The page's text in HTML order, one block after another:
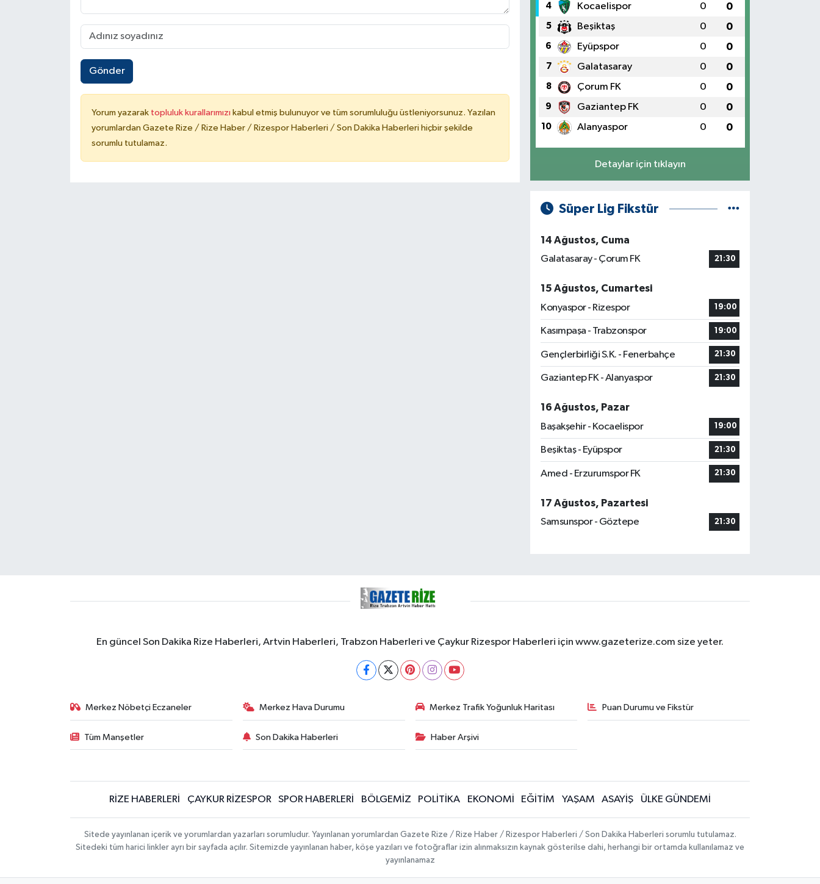
Gönder
Yorum yazarak topluluk kurallarımızı kabul etmiş bulunuyor ve tüm sorumluluğu üstleniyorsunuz. Yazılan
yorumlardan Gazete Rize / Rize Haber / Rizespor Haberleri / Son Dakika Haberleri hiçbir şekilde
sorumlu tutulamaz.
4 Kocaelispor 0 0
5 Beşiktaş 0 0
6 Eyüpspor 0 0
7 Galatasaray 0 0
8 Çorum FK 0 0
9 Gaziantep FK 0 0
10 Alanyaspor 0 0
Detaylar için tıklayın
Süper Lig Fikstür
14 Ağustos, Cuma
Galatasaray - Çorum FK
21:30
15 Ağustos, Cumartesi
Konyaspor - Rizespor
19:00
Kasımpaşa - Trabzonspor 19:00
Gençlerbirliği S.K. - Fenerbahçe 21:30
Gaziantep FK - Alanyaspor 21:30
16 Ağustos, Pazar
Başakşehir - Kocaelispor
19:00
Beşiktaş - Eyüpspor 21:30
Amed - Erzurumspor FK 21:30
17 Ağustos, Pazartesi
Samsunspor - Göztepe
21:30
En güncel Son Dakika Rize Haberleri, Artvin Haberleri, Trabzon Haberleri ve Çaykur Rizespor Haberleri için www.gazeterize.com size yeter.
Merkez Nöbetçi Eczaneler Merkez Hava Durumu Merkez Trafik Yoğunluk Haritası Puan Durumu ve Fikstür
Tüm Manşetler Son Dakika Haberleri Haber Arşivi
RİZE HABERLERİ ÇAYKUR RİZESPOR SPOR HABERLERİ BÖLGEMİZ POLİTİKA EKONOMİ EĞİTİM YAŞAM ASAYİŞ ÜLKE GÜNDEMİ
Sitede yayınlanan içerik ve yorumlardan yazarları sorumludur. Yayınlanan yorumlardan Gazete Rize / Rize Haber / Rizespor Haberleri / Son Dakika Haberleri sorumlu tutulamaz.
Sitedeki tüm harici linkler ayrı bir sayfada açılır. Sitemizde yayınlanan haber, köşe yazıları ve fotoğraflar izin alınmaksızın kaynak gösterilse dahi, herhangi bir ortamda kullanılamaz ve
yayınlanamaz
TEKNOLOJİ
ÜLKE GÜNDEMİ